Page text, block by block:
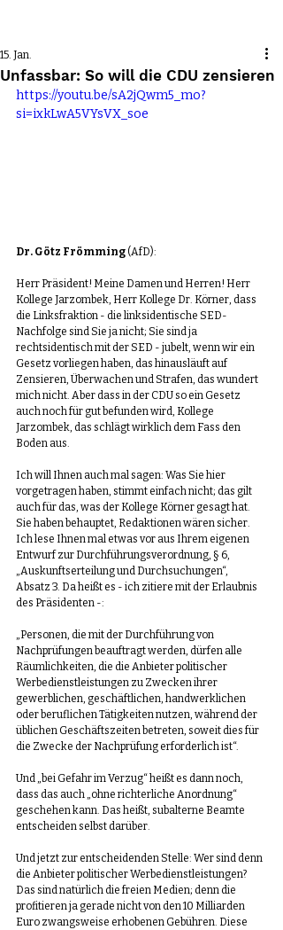
Unfassbar: So will die CDU zensieren
15. Jan.
https://youtu.be/sA2jQwm5_mo?
si=ixkLwA5VYsVX_soe
Dr. Götz Frömming (AfD):
Herr Präsident! Meine Damen und Herren! Herr
Kollege Jarzombek, Herr Kollege Dr. Körner, dass
die Linksfraktion - die linksidentische SED-
Nachfolge sind Sie ja nicht; Sie sind ja
rechtsidentisch mit der SED - jubelt, wenn wir ein
Gesetz vorliegen haben, das hinausläuft auf
Zensieren, Überwachen und Strafen, das wundert
mich nicht. Aber dass in der CDU so ein Gesetz
auch noch für gut befunden wird, Kollege
Jarzombek, das schlägt wirklich dem Fass den
Boden aus.
Ich will Ihnen auch mal sagen: Was Sie hier
vorgetragen haben, stimmt einfach nicht; das gilt
auch für das, was der Kollege Körner gesagt hat.
Sie haben behauptet, Redaktionen wären sicher.
Ich lese Ihnen mal etwas vor aus Ihrem eigenen
Entwurf zur Durchführungsverordnung, § 6,
„Auskunftserteilung und Durchsuchungen“,
Absatz 3. Da heißt es - ich zitiere mit der Erlaubnis
des Präsidenten -:
„Personen, die mit der Durchführung von
Nachprüfungen beauftragt werden, dürfen alle
Räumlichkeiten, die die Anbieter politischer
Werbedienstleistungen zu Zwecken ihrer
gewerblichen, geschäftlichen, handwerklichen
oder beruflichen Tätigkeiten nutzen, während der
üblichen Geschäftszeiten betreten, soweit dies für
die Zwecke der Nachprüfung erforderlich ist“.
Und „bei Gefahr im Verzug“ heißt es dann noch,
dass das auch „ohne richterliche Anordnung“
geschehen kann. Das heißt, subalterne Beamte
entscheiden selbst darüber.
Und jetzt zur entscheidenden Stelle: Wer sind denn
die Anbieter politischer Werbedienstleistungen?
Das sind natürlich die freien Medien; denn die
profitieren ja gerade nicht von den 10 Milliarden
Euro zwangsweise erhobenen Gebühren. Diese